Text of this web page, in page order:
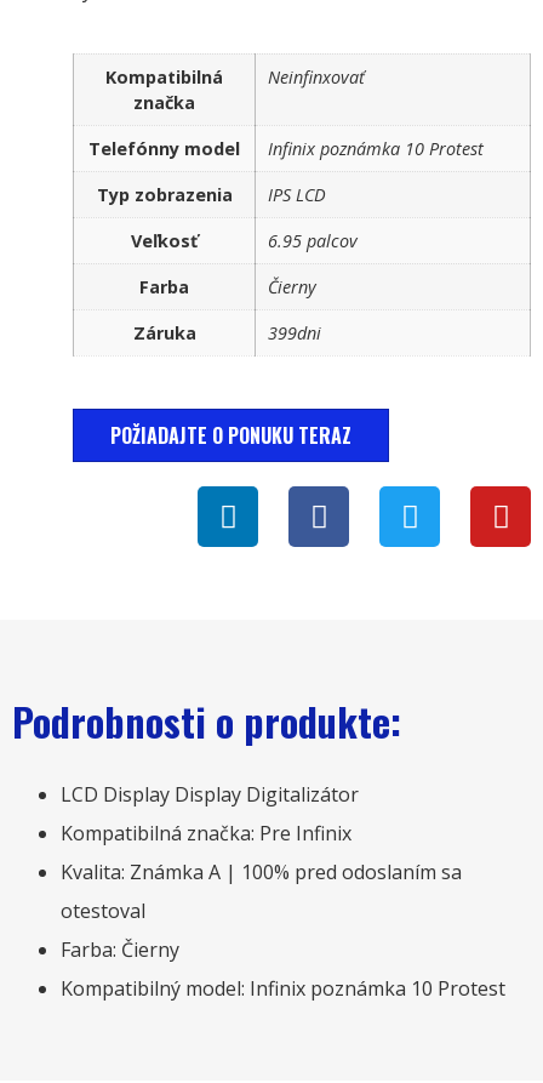
Kompatibilná
značka
Neinfinxovať
Telefónny model
Infinix poznámka 10 Protest
Typ zobrazenia
IPS LCD
Veľkosť
6.95 palcov
Farba
Čierny
Záruka
399dni
POŽIADAJTE O PONUKU TERAZ
Podrobnosti o produkte:
LCD Display Display Digitalizátor
Kompatibilná značka: Pre Infinix
Kvalita: Známka A | 100% pred odoslaním sa
otestoval
Farba: Čierny
Kompatibilný model: Infinix poznámka 10 Protest